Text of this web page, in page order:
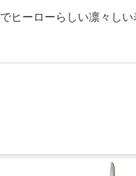
ヒーローらしい凛々しい